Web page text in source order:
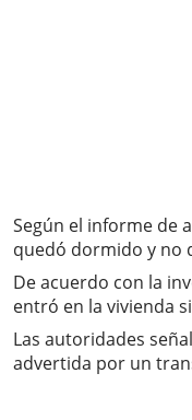
Según el informe de
quedó dormido y no
De acuerdo con la
entró en la vivienda
Las autoridades
advertida por un